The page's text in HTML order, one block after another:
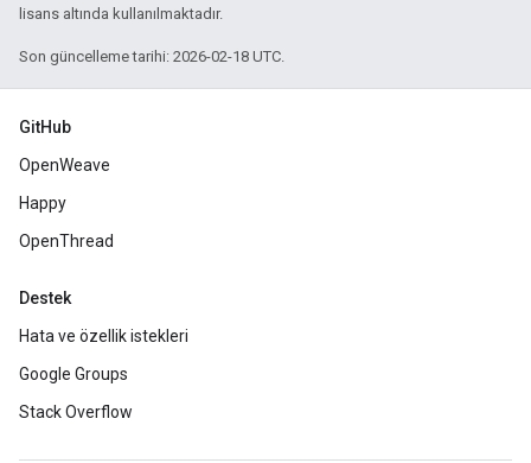
lisans altında kullanılmaktadır.
Son güncelleme tarihi: 2026-02-18 UTC.
GitHub
OpenWeave
Happy
OpenThread
Destek
Hata ve özellik istekleri
Google Groups
Stack Overflow